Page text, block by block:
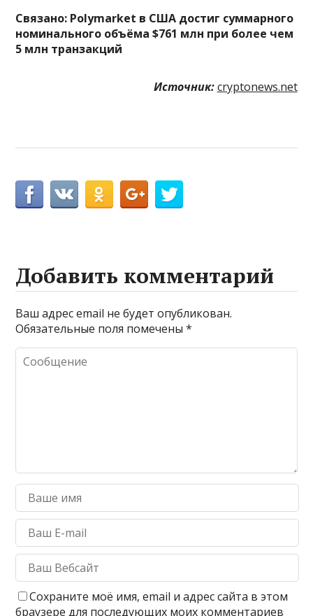
Связано: Polymarket в США достиг суммарного
номинального объёма $761 млн при более чем
5 млн транзакций
Источник: cryptonews.net
Добавить комментарий
Ваш адрес email не будет опубликован.
Обязательные поля помечены*
Сохраните моё имя, email и адрес сайта в этом
браузере для последующих моих комментариев